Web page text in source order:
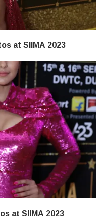
at SIIMA 2023
at SIIMA 2023